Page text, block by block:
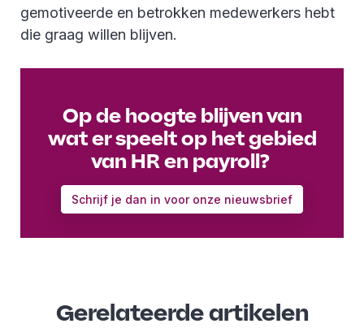
gemotiveerde en betrokken medewerkers hebt
die graag willen blijven.
Op de hoogte blijven van
wat er speelt op het gebied
van HR en payroll?
Schrijf je dan in voor onze nieuwsbrief
Gerelateerde artikelen